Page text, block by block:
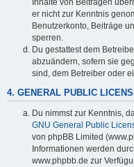
er nicht zur Kenntnis
Benutzerkonto, Beiträge
sperren.
Du gestattest dem
abzuändern, sofern sie
sind, dem Betreiber oder
4. GENERAL PUBLIC
Du nimmst zur Kenntnis,
GNU General Public
von phpBB Limited
Informationen werden
www.phpbb.de zur